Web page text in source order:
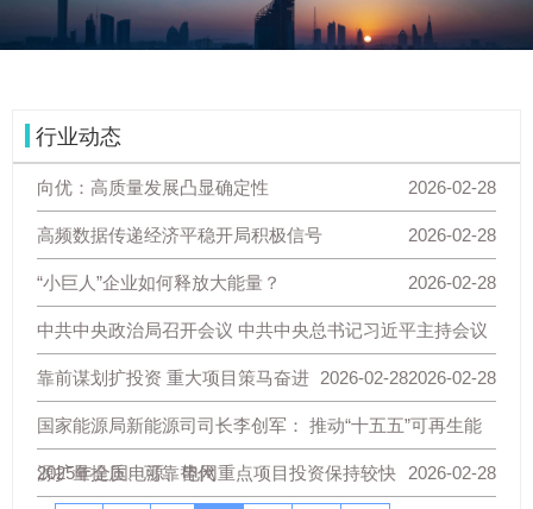
行业动态
向优：高质量发展凸显确定性 2026-02-28
高频数据传递经济平稳开局积极信号 2026-02-28
“小巨人”企业如何释放大能量？ 2026-02-28
中共中央政治局召开会议 中共中央总书记习近平主持会议
2026-02-28
靠前谋划扩投资 重大项目策马奋进 2026-02-28
国家能源局新能源司司长李创军： 推动“十五五”可再生能
源扩量提质、可靠替代 2026-02-28
2025年全国电源、电网重点项目投资保持较快